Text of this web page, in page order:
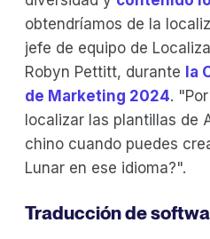
obtendríamos de la
jefe de equipo de
Robyn Pettitt, durante la
de Marketing 2024.
localizar las plantillas de
chino cuando puedes
Lunar en ese idioma?".
Traducción de